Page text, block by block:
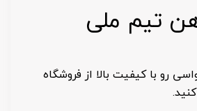
تیم ملی
رو با کیفیت بالا از فروشگاه